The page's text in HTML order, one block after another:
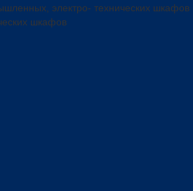
электро- технических шкафов
шкафов